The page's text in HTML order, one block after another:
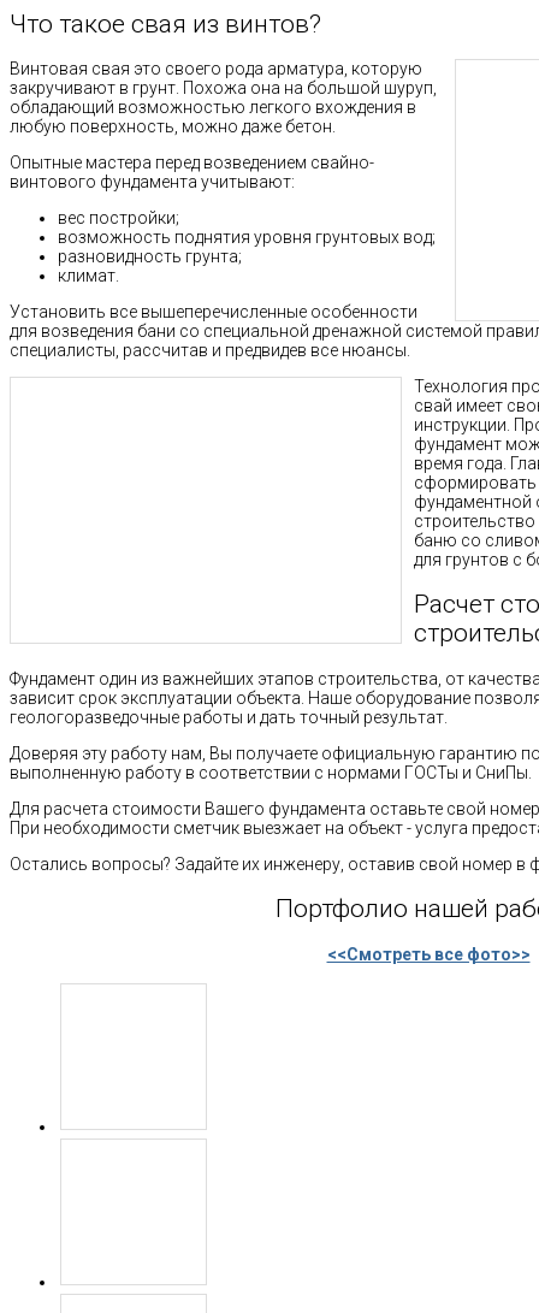
Что такое свая из винтов?
Винтовая свая это своего рода арматура, которую
закручивают в грунт. Похожа она на большой шуруп,
обладающий возможностью легкого вхождения в
любую поверхность, можно даже бетон.
Опытные мастера перед возведением свайно-
винтового фундамента учитывают:
вес постройки;
возможность поднятия уровня грунтовых вод;
разновидность грунта;
климат.
Установить все вышеперечисленные особенности
для возведения бани со специальной дренажной системой
специалисты, рассчитав и предвидев все нюансы.
Технология
свай имеет
инструкции.
фундамент
время года.
сформировать
фундаментной
баню со
для грунтов с
Расчет
Фундамент один из важнейших этапов строительства, от
зависит срок эксплуатации объекта. Наше оборудование
геологоразведочные работы и дать точный результат.
Доверяя эту работу нам, Вы получаете официальную гарантию
выполненную работу в соответствии с нормами ГОСТы и СниПы.
Для расчета стоимости Вашего фундамента оставьте свой
При необходимости сметчик выезжает на объект - услуга
Остались вопросы? Задайте их инженеру, оставив свой номер в
Портфолио нашей
<<Смотреть все фото>>